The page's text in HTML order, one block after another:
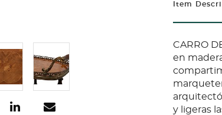
Item
CARRO
en
y ligeras